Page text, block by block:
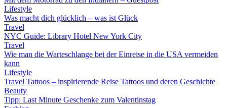
Lifestyle
Was macht dich glücklich – was ist Glück
Travel
NYC Guide: Library Hotel New York City
Travel
Wie man die Warteschlange bei der Einreise in die USA vermeiden
kann
Lifestyle
Travel Tattoos – inspirierende Reise Tattoos und deren Geschichte
Beauty
Tipp: Last Minute Geschenke zum Valentinstag